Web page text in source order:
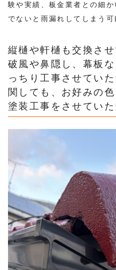
験や実績、板金業者との細
でないと雨漏れしてしまう可
縦樋や軒樋も交換さ
破風や鼻隠し、幕板
っちり工事させてい
関しても、お好みの
塗装工事をさせていた